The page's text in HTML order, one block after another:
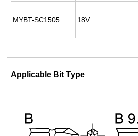
MYBT-SC1505 18V
MYBT-SC1505 18V
Applicable Bit Type